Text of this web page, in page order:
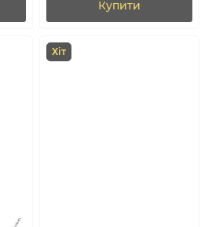
Купити
Хіт